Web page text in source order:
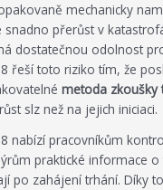
mechanicky
přerůst v
dostatečnou odolnost
řeší toto riziko tím, že
metoda zkoušky
slz než na jejich iniciaci.
nabízí pracovníkům
praktické informace
po zahájení trhání. Díky